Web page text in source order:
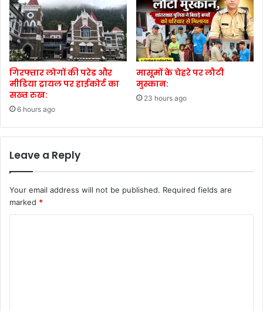
गिरफ्तार लोगों की परेड और
मीडिया ट्रायल पर हाईकोर्ट का
सख्त रुख:
6 hours ago
मासूमों के चेहरे पर लौटी
मुस्कान:
23 hours ago
Leave a Reply
Your email address will not be published. Required fields are
marked *